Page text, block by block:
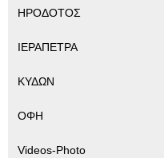
ΗΡΟΔΟΤΟΣ
ΙΕΡΑΠΕΤΡΑ
ΚΥΔΩΝ
ΟΦΗ
Videos-Photo